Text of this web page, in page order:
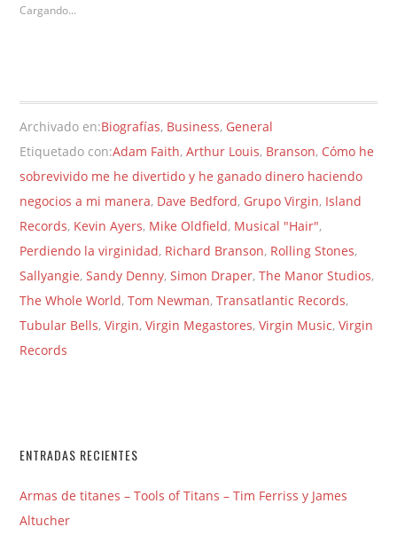
Cargando...
Archivado en:Biografías, Business, General
Etiquetado con:Adam Faith,Arthur Louis, Branson, Cómo he
sobrevivido me he divertido y he ganado dinero haciendo
negocios a mi manera, Dave Bedford, Grupo Virgin, Island
Records, Kevin Ayers, Mike Oldfield, Musical "Hair",
Perdiendo la virginidad, Richard Branson, Rolling Stones,
Sallyangie,Sandy Denny,Simon Draper,The Manor Studios,
The Whole World,Tom Newman,Transatlantic Records,
Tubular Bells,Virgin,Virgin Megastores,Virgin Music,Virgin
Records
ENTRADAS RECIENTES
Armas de titanes – Tools of Titans – Tim Ferriss y James
Altucher